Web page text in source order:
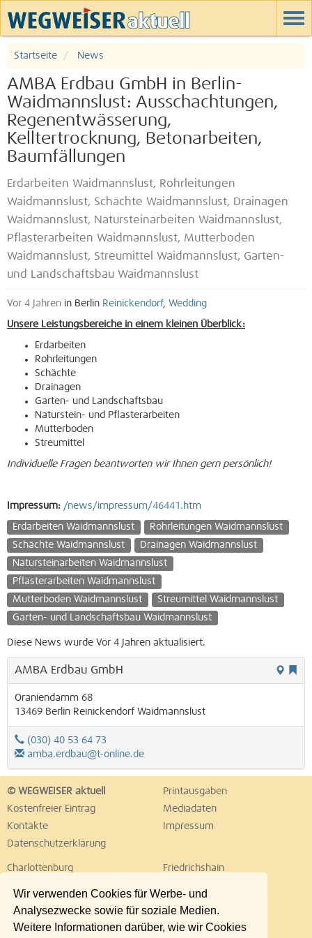
Wir verwenden Cookies für Werbe- und
Analysezwecke sowie für soziale Medien.
Weitere Informationen darüber, wie wir Cookies
Startseite News
AMBA Erdbau GmbH in Berlin-
Waidmannslust: Ausschachtungen,
Regenentwässerung,
Kelltertrocknung, Betonarbeiten,
Baumfällungen
Erdarbeiten Waidmannslust, Rohrleitungen
Waidmannslust, Schächte Waidmannslust, Drainagen
Waidmannslust, Natursteinarbeiten Waidmannslust,
Pflasterarbeiten Waidmannslust, Mutterboden
Waidmannslust, Streumittel Waidmannslust, Garten-
und Landschaftsbau Waidmannslust
Vor 4 Jahren in Berlin Reinickendorf, Wedding
Unsere Leistungsbereiche in einem kleinen Überblick:
Erdarbeiten
Rohrleitungen
Schächte
Drainagen
Garten- und Landschaftsbau
Naturstein- und Pflasterarbeiten
Mutterboden
Streumittel
Individuelle Fragen beantworten wir Ihnen gern persönlich!
Impressum: /news/impressum/46441.htm
Erdarbeiten Waidmannslust
Rohrleitungen Waidmannslust
Schächte Waidmannslust
Drainagen Waidmannslust
Natursteinarbeiten Waidmannslust
Pflasterarbeiten Waidmannslust
Mutterboden Waidmannslust
Streumittel Waidmannslust
Garten- und Landschaftsbau Waidmannslust
Diese News wurde Vor 4 Jahren aktualisiert.
AMBA Erdbau GmbH
Oraniendamm 68
13469 Berlin Reinickendorf Waidmannslust
(030) 40 53 64 73
amba.erdbau@t-online.de
© WEGWEISER aktuell
Printausgaben
Kostenfreier Eintrag
Mediadaten
Kontakte
Impressum
Datenschutzerklärung
Charlottenburg
Friedrichshain
Lichtenberg
Marzahn